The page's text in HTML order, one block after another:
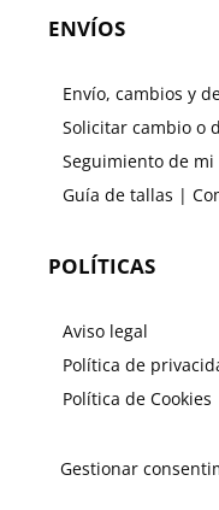
ENVÍOS
Envío, cambios y
Solicitar cambio o
Seguimiento de
Guía de tallas |
POLÍTICAS
Aviso legal
Política de
Política de Cookies
Gestionar